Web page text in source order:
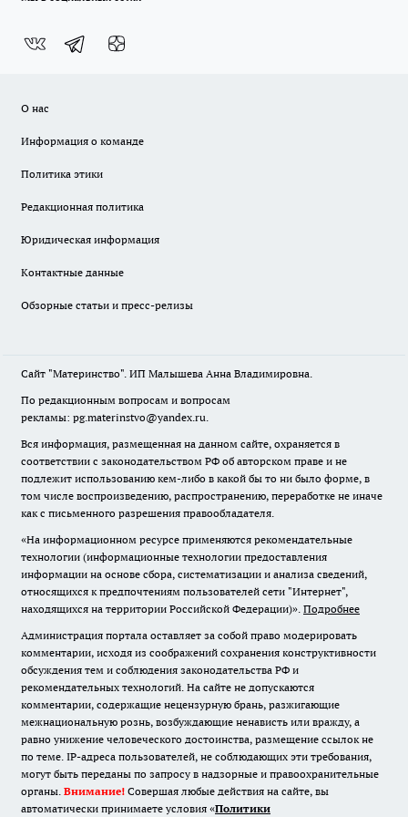
О нас
Информация о команде
Политика этики
Редакционная политика
Юридическая информация
Контактные данные
Обзорные статьи и пресс-релизы
Сайт "Материнство". ИП Малышева Анна Владимировна.
По редакционным вопросам и вопросам
рекламы: pg.materinstvo@yandex.ru.
Вся информация, размещенная на данном сайте, охраняется в
соответствии с законодательством РФ об авторском праве и не
подлежит использованию кем-либо в какой бы то ни было форме, в
том числе воспроизведению, распространению, переработке не иначе
как с письменного разрешения правообладателя.
«На информационном ресурсе применяются рекомендательные
технологии (информационные технологии предоставления
информации на основе сбора, систематизации и анализа сведений,
относящихся к предпочтениям пользователей сети "Интернет",
находящихся на территории Российской Федерации)». Подробнее
Администрация портала оставляет за собой право модерировать
комментарии, исходя из соображений сохранения конструктивности
обсуждения тем и соблюдения законодательства РФ и
рекомендательных технологий. На сайте не допускаются
комментарии, содержащие нецензурную брань, разжигающие
межнациональную рознь, возбуждающие ненависть или вражду, а
равно унижение человеческого достоинства, размещение ссылок не
по теме. IP-адреса пользователей, не соблюдающих эти требования,
могут быть переданы по запросу в надзорные и правоохранительные
органы. Внимание! Совершая любые действия на сайте, вы
автоматически принимаете условия «Политики